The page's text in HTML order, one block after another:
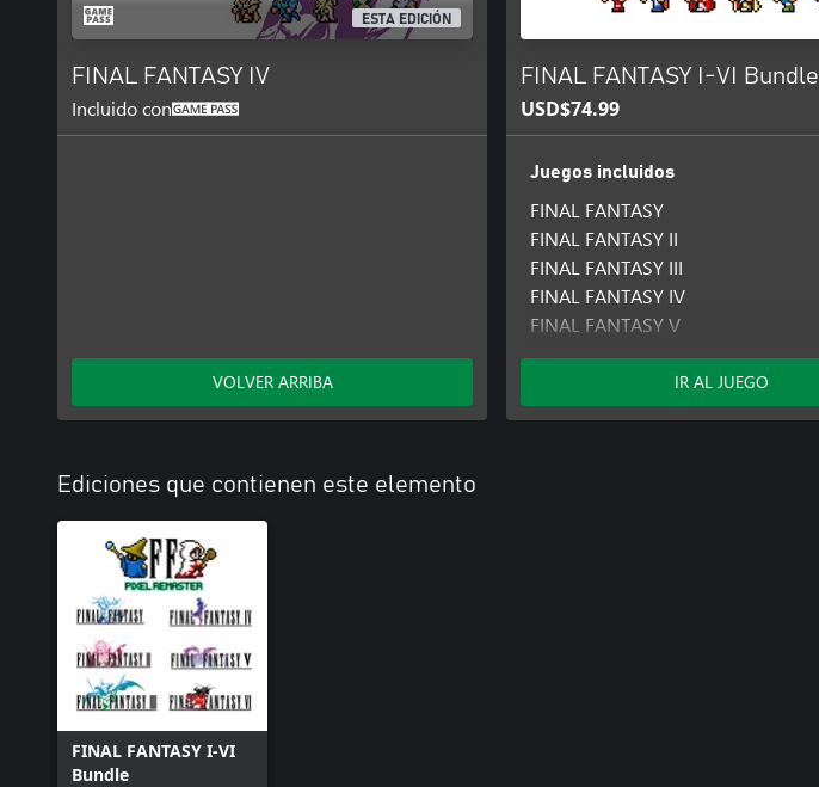
*Esta remasterización está basada en el título original FINAL FANTASY IV, publicado en 1991. Es
lanzadas previamente.
ESTA EDICIÓN
FINAL FANTASY IV
Incluido con
VOLVER ARRIBA
FINAL FANTASY I-VI Bundle
USD$74.99
Juegos incluidos
FINAL FANTASY
FINAL FANTASY II
FINAL FANTASY III
FINAL FANTASY IV
FINAL FANTASY V
FINAL FANTASY VI
IR AL JUEGO
Ediciones que contienen este elemento
FINAL FANTASY I-VI
Bundle